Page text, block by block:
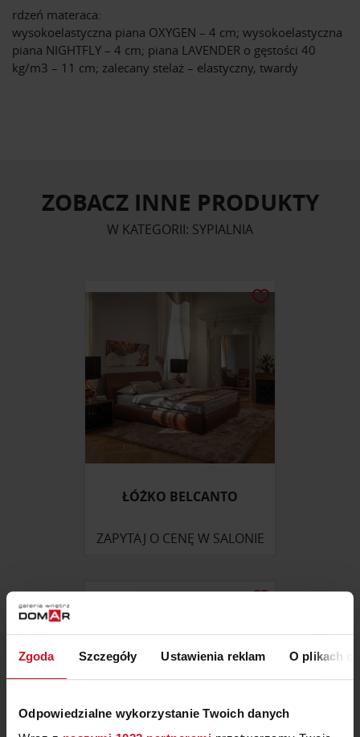
Zgoda Szczegóły Ustawienia reklam O plikach
Odpowiedzialne wykorzystanie Twoich danych
rdzeń materaca:
wysokoelastyczna piana OXYGEN – 4 cm; wysokoelastyczna
piana NIGHTFLY – 4 cm; piana LAVENDER o gęstości 40
kg/m3 – 11 cm; zalecany stelaż – elastyczny, twardy
ZOBACZ INNE PRODUKTY
W KATEGORII: SYPIALNIA
ŁÓŻKO BELCANTO
ZAPYTAJ O CENĘ W SALONIE